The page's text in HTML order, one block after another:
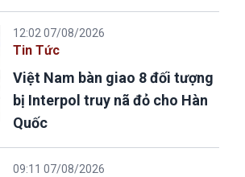
12:02 07/08/2026
Tin Tức
Việt Nam bàn giao 8 đối tượng
bị Interpol truy nã đỏ cho Hàn
Quốc
09:11 07/08/2026